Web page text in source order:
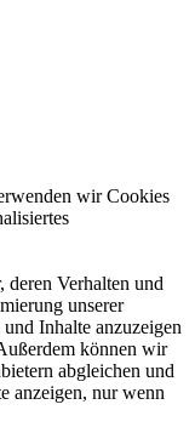
wir Cookies
deren Verhalten und
unserer
Inhalte anzuzeigen
können wir
abgleichen und
anzeigen, nur wenn